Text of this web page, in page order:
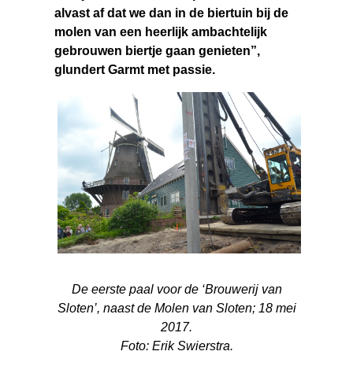
alvast af dat we dan in de biertuin bij de
molen van een heerlijk ambachtelijk
gebrouwen biertje gaan genieten”,
glundert Garmt met passie.
De eerste paal voor de ‘Brouwerij van
Sloten’, naast de Molen van Sloten; 18 mei
2017.
Foto: Erik Swierstra.